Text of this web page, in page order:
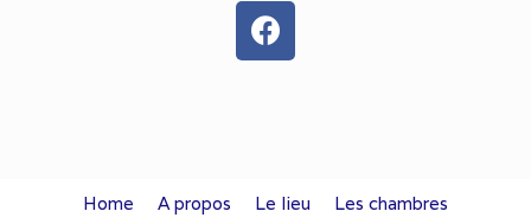
Home A propos Le lieu
Les chambres